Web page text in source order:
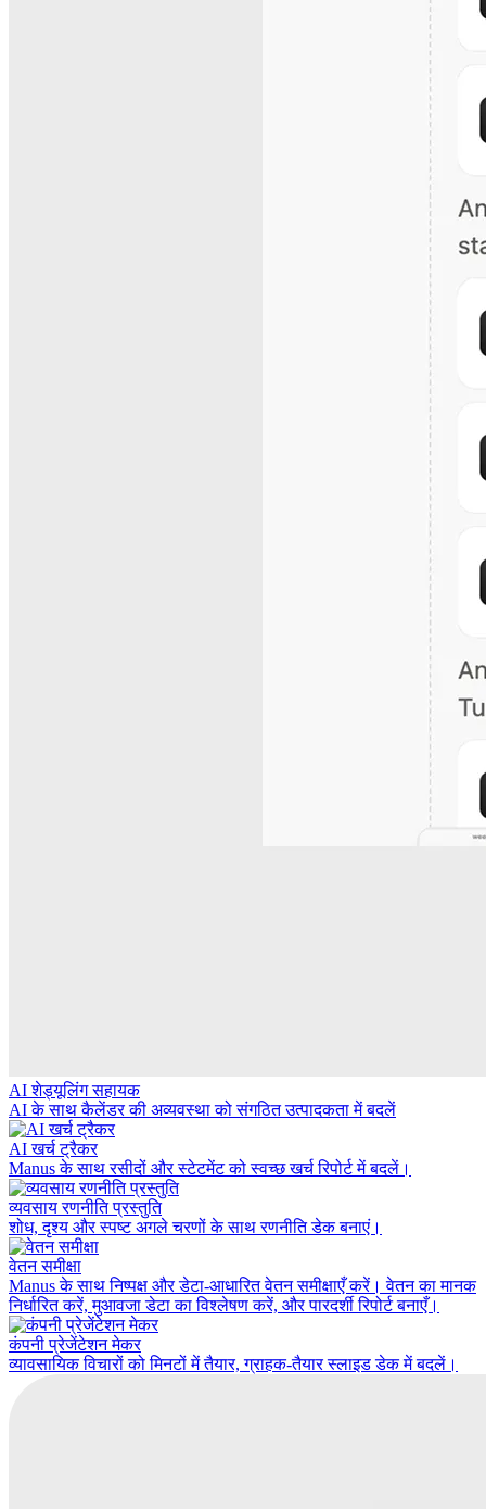
AI शेड्यूलिंग सहायक
AI के साथ कैलेंडर की अव्यवस्था को संगठित उत्पादकता में बदलें
AI खर्च ट्रैकर
Manus के साथ रसीदों और स्टेटमेंट को स्वच्छ खर्च रिपोर्ट में बदलें।
व्यवसाय रणनीति प्रस्तुति
शोध, दृश्य और स्पष्ट अगले चरणों के साथ रणनीति डेक बनाएं।
वेतन समीक्षा
Manus के साथ निष्पक्ष और डेटा-आधारित वेतन समीक्षाएँ करें। वेतन का मानक
निर्धारित करें, मुआवजा डेटा का विश्लेषण करें, और पारदर्शी रिपोर्ट बनाएँ।
कंपनी प्रेजेंटेशन मेकर
व्यावसायिक विचारों को मिनटों में तैयार, ग्राहक-तैयार स्लाइड डेक में बदलें।